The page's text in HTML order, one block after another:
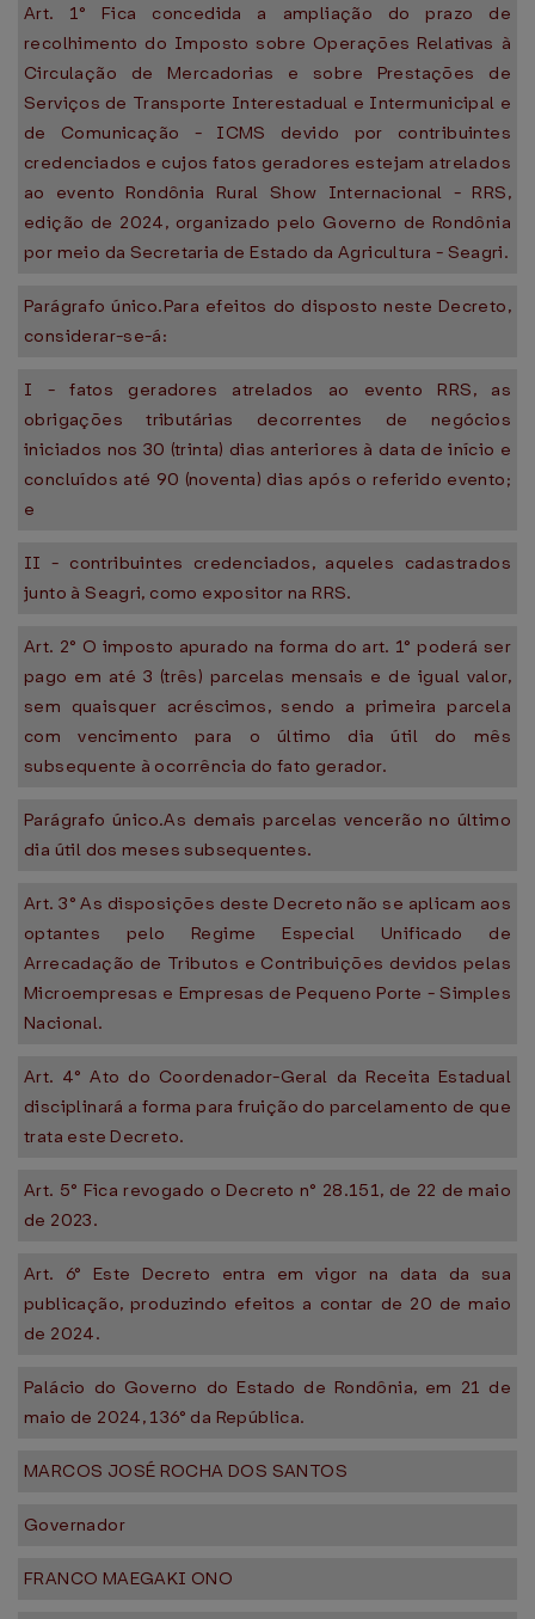
Art. 1° Fica concedida a ampliação do prazo de
recolhimento do Imposto sobre Operações Relativas à
Circulação de Mercadorias e sobre Prestações de
Serviços de Transporte Interestadual e Intermunicipal e
de Comunicação - ICMS devido por contribuintes
credenciados e cujos fatos geradores estejam atrelados
ao evento Rondônia Rural Show Internacional - RRS,
edição de 2024, organizado pelo Governo de Rondônia
por meio da Secretaria de Estado da Agricultura - Seagri.
Parágrafo único.Para efeitos do disposto neste Decreto,
considerar-se-á:
I - fatos geradores atrelados ao evento RRS, as
obrigações tributárias decorrentes de negócios
iniciados nos 30 (trinta) dias anteriores à data de início e
concluídos até 90 (noventa) dias após o referido evento;
e
II - contribuintes credenciados, aqueles cadastrados
junto à Seagri, como expositor na RRS.
Art. 2° O imposto apurado na forma do art. 1° poderá ser
pago em até 3 (três) parcelas mensais e de igual valor,
sem quaisquer acréscimos, sendo a primeira parcela
com vencimento para o último dia útil do mês
subsequente à ocorrência do fato gerador.
Parágrafo único.As demais parcelas vencerão no último
dia útil dos meses subsequentes.
Art. 3° As disposições deste Decreto não se aplicam aos
optantes pelo Regime Especial Unificado de
Arrecadação de Tributos e Contribuições devidos pelas
Microempresas e Empresas de Pequeno Porte - Simples
Nacional.
Art. 4° Ato do Coordenador-Geral da Receita Estadual
disciplinará a forma para fruição do parcelamento de que
trata este Decreto.
Art. 5° Fica revogado o Decreto n° 28.151, de 22 de maio
de 2023.
Art. 6° Este Decreto entra em vigor na data da sua
publicação, produzindo efeitos a contar de 20 de maio
de 2024.
Palácio do Governo do Estado de Rondônia, em 21 de
maio de 2024, 136° da República.
MARCOS JOSÉ ROCHA DOS SANTOS
Governador
FRANCO MAEGAKI ONO